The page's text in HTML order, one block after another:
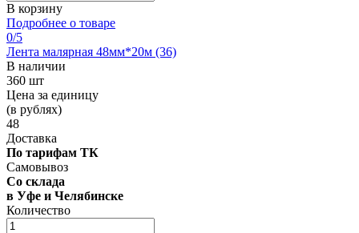
В корзину
Подробнее о товаре
0/5
Лента малярная 48мм*20м (36)
В наличии
360 шт
Цена за единицу
(в рублях)
48
Доставка
По тарифам ТК
Самовывоз
Со склада
в Уфе и Челябинске
Количество